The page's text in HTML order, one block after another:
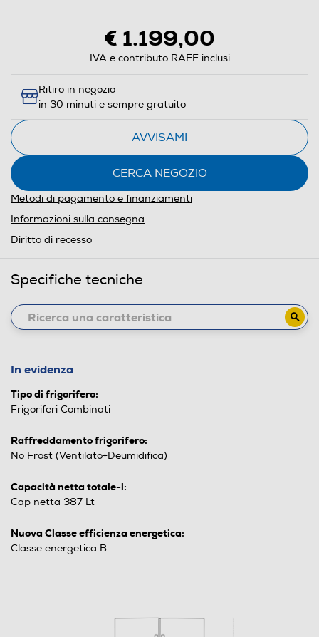
Calcolatore
energetico
di
€ 1.199,00
IVA e contributo RAEE inclusi
Ritiro in negozio
in 30 minuti e sempre gratuito
AVVISAMI
CERCA NEGOZIO
Metodi di pagamento e finanziamenti
Informazioni sulla consegna
Diritto di recesso
Specifiche tecniche
In evidenza
Tipo di frigorifero:
Frigoriferi Combinati
Raffreddamento frigorifero:
No Frost (Ventilato+Deumidifica)
Capacità netta totale-l:
Cap netta 387 Lt
Nuova Classe efficienza energetica:
Classe energetica B